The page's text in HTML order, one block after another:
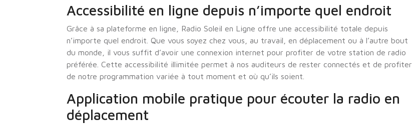
Accessibilité en ligne depuis n’importe quel endroit
Grâce à sa plateforme en ligne, Radio Soleil en Ligne offre une accessibilité totale depuis
n’importe quel endroit. Que vous soyez chez vous, au travail, en déplacement ou à l’autre bout
du monde, il vous suffit d’avoir une connexion internet pour profiter de votre station de radio
préférée. Cette accessibilité illimitée permet à nos auditeurs de rester connectés et de profiter
de notre programmation variée à tout moment et où qu’ils soient.
Application mobile pratique pour écouter la radio en
déplacement